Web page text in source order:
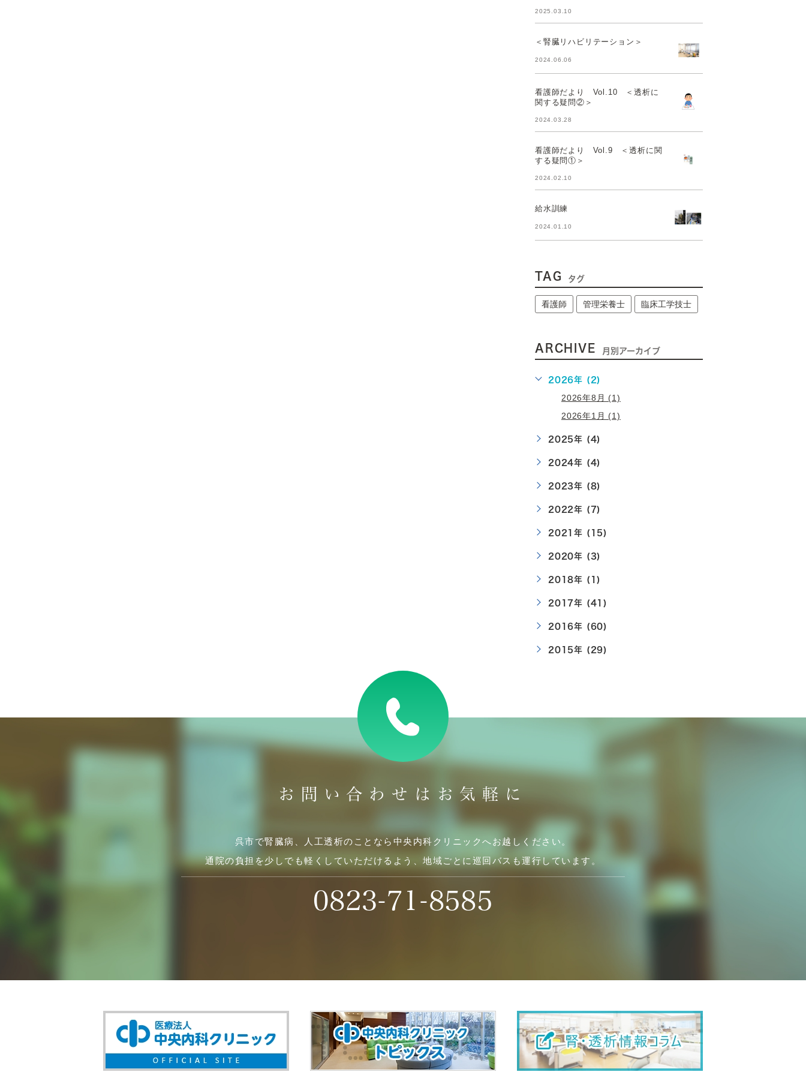
2025.03.10
＜腎臓リハビリテーション＞
2024.06.06
看護師だより Vol.10 ＜透析に
関する疑問②＞
2024.03.28
看護師だより Vol.9 ＜透析に関
する疑問①＞
2024.02.10
給水訓練
2024.01.10
TAG タグ
看護師 管理栄養士 臨床工学技士
ARCHIVE 月別アーカイブ
2026年 (2)
2026年8月 (1)
2026年1月 (1)
2025年 (4)
2024年 (4)
2023年 (8)
2022年 (7)
2021年 (15)
2020年 (3)
2018年 (1)
2017年 (41)
2016年 (60)
2015年 (29)
お問い合わせはお気軽に
呉市で腎臓病、人工透析のことなら中央内科クリニックへお越しください。
通院の負担を少しでも軽くしていただけるよう、地域ごとに巡回バスも運行しています。
0823-71-8585